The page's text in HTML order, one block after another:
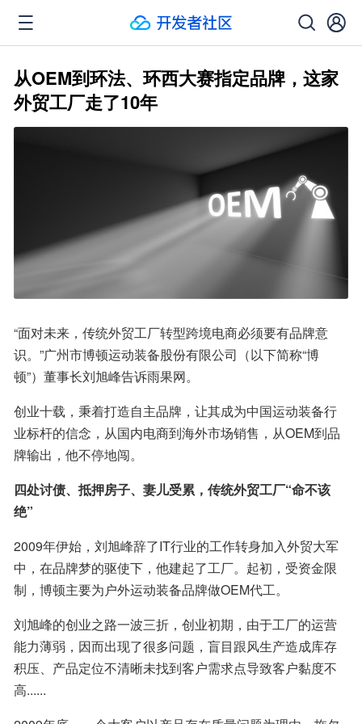
从OEM到环法、环西大赛指定品牌，这家
外贸工厂走了10年
“面对未来，传统外贸工厂转型跨境电商必须要有品牌意
识。”广州市博顿运动装备股份有限公司（以下简称“博
顿”）董事长刘旭峰告诉雨果网。
创业十载，秉着打造自主品牌，让其成为中国运动装备行
业标杆的信念，从国内电商到海外市场销售，从OEM到品
牌输出，他不停地闯。
四处讨债、抵押房子、妻儿受累，传统外贸工厂“命不该
绝”
2009年伊始，刘旭峰辞了IT行业的工作转身加入外贸大军
中，在品牌梦的驱使下，他建起了工厂。起初，受资金限
制，博顿主要为户外运动装备品牌做OEM代工。
刘旭峰的创业之路一波三折，创业初期，由于工厂的运营
能力薄弱，因而出现了很多问题，盲目跟风生产造成库存
积压、产品定位不清晰未找到客户需求点导致客户黏度不
高......